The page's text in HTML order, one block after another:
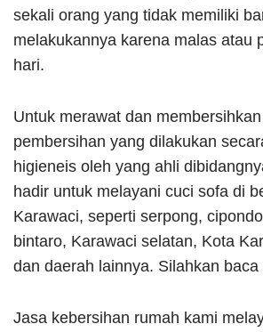
sekali orang yang tidak memiliki
melakukannya karena malas atau
hari.
Untuk merawat dan
pembersihan yang dilakukan
higieneis oleh yang ahli
hadir untuk melayani cuci sofa di
Karawaci, seperti serpong,
bintaro, Karawaci selatan, Kota
dan daerah lainnya. Silahkan
Jasa kebersihan rumah kami